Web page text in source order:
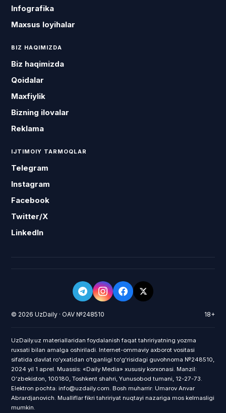
Infografika
Maxsus loyihalar
BIZ HAQIMIZDA
Biz haqimizda
Qoidalar
Maxfiylik
Bizning ilovalar
Reklama
IJTIMOIY TARMOQLAR
Telegram
Instagram
Facebook
Twitter/X
LinkedIn
© 2026 UzDaily · OAV №248510 18+
UzDaily.uz materiallaridan foydalanish faqat tahririyatning yozma
ruxsati bilan amalga oshiriladi. Internet-ommaviy axborot vositasi
sifatida davlat roʻyxatidan oʻtganligi toʻgʻrisidagi guvohnoma №248510,
2024 yil 1 aprel. Muassis: «Daily Media» xususiy korxonasi. Manzil:
Oʻzbekiston, 100180, Toshkent shahri, Yunusobod tumani, 12-27-73.
Elektron pochta: info@uzdaily.com. Bosh muharrir: Umarov Anvar
Abrardjanovich. Mualliflar fikri tahririyat nuqtayi nazariga mos kelmasligi
mumkin.